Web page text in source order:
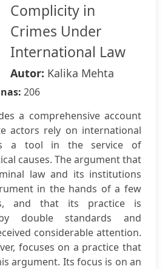
Complicity in
Crimes Under
International Law
Autor: Kalika Mehta
206
a comprehensive account
actors rely on international
a tool in the service of
causes. The argument that
law and its institutions
in the hands of a few
and that its practice is
double standards and
considerable attention.
focuses on a practice that
argument. Its focus is on an